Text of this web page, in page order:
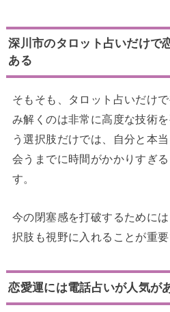
深川市のタロット占いだけで
ある
そもそも、タロット占いだけ
み解くのは非常に高度な技術
う選択肢だけでは、自分と本
会うまでに時間がかかりすぎ
す。
今の閉塞感を打破するために
択肢も視野に入れることが重要
恋愛運には電話占いが人気が